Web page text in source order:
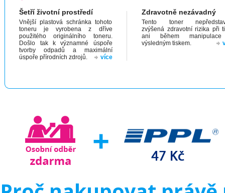
Šetří životní prostředí
Vnější plastová schránka tohoto
toneru je vyrobena z dříve
použitého originálního toneru.
Došlo tak k významné úspoře
tvorby odpadů a maximální
úspoře přírodních zdrojů.
více
Zdravotně nezávadný
Tento toner
zvýšená zdravotní rizika při
ani během
výsledným tiskem.